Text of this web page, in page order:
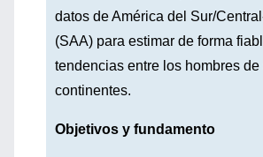
datos de América del Sur/
(SAA) para estimar de forma
tendencias entre los hombres de
continentes.
Objetivos y fundamento